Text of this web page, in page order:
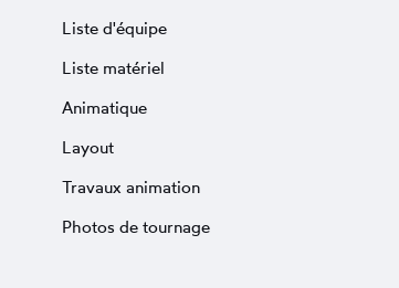
Liste d'équipe
Liste matériel
Animatique
Layout
Travaux animation
Photos de tournage